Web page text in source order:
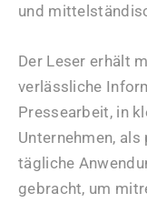
und
Der Leser erhält
verlässliche
Pressearbeit, in
Unternehmen,
tägliche
gebracht, um